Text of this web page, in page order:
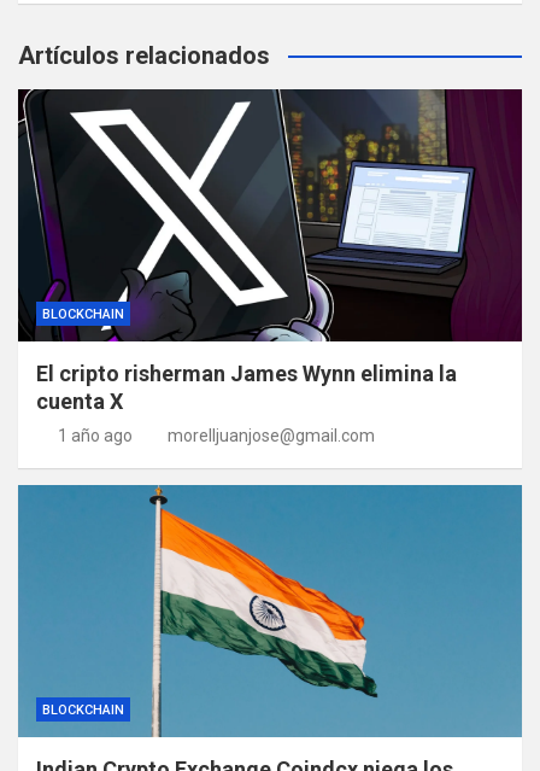
Artículos relacionados
BLOCKCHAIN
El cripto risherman James Wynn elimina la
cuenta X
1 año ago morelljuanjose@gmail.com
BLOCKCHAIN